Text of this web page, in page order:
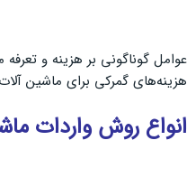
عوامل گوناگونی بر هزینه و
هزینه‌های گمرکی برای ماشین
انواع روش واردات